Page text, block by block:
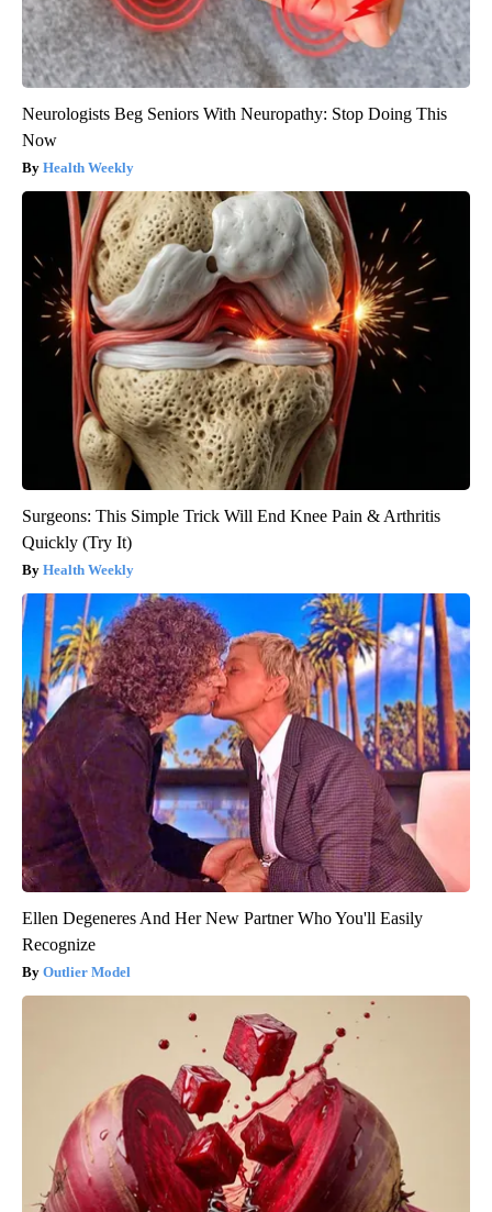
Neurologists Beg Seniors With Neuropathy: Stop Doing This
Now
Health Weekly
Surgeons: This Simple Trick Will End Knee Pain & Arthritis
Quickly (Try It)
Health Weekly
Ellen Degeneres And Her New Partner Who You'll Easily
Recognize
Outlier Model